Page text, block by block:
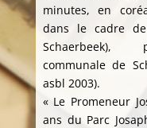
minutes, en
dans le cadre de
Schaerbeek),
communale de
asbl 2003).
« Le Promeneur
ans du Parc